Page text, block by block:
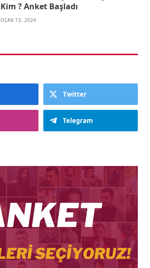
Kim ? Anket Başladı
OCAK 13, 2024
Twitter
Telegram